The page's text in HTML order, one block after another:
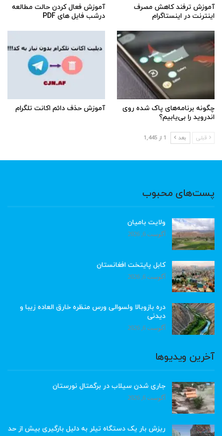
آموزش ترفند کاهش مصرف
اینترنت در اینستاگرام
آموزش فعال کردن حالت مطالعه
درشب فایل های PDF
چگونه برنامه‌های پاک شده روی
اندروید را بی‌یابیم؟
آموزش حذف دائم اکانت تلگرام
قبلی بعد 1 از 1,445
پست‌های محبوب
ولایت بامیان
آگوست 6, 2026
کابل پایتخت افغانستان
آگوست 6, 2026
دره بازوبالا ولسوالی ورس منظره خارق العاده زیبا و
دیدنی
آگوست 6, 2026
آخرین ویدیوها
جاری شدن سیلاب در برگمتال نورستان
آگوست 6, 2026
ریزش بار یک دستگاه تیلر به دلیل بارگیری بیش از حد